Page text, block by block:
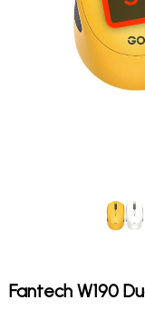
Fantech W190